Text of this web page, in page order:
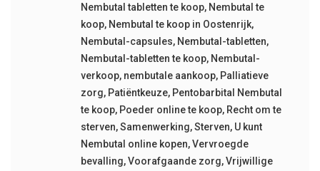
Nembutal tabletten te koop, Nembutal te
koop, Nembutal te koop in Oostenrijk,
Nembutal-capsules, Nembutal-tabletten,
Nembutal-tabletten te koop, Nembutal-
verkoop, nembutale aankoop, Palliatieve
zorg, Patiëntkeuze, Pentobarbital Nembutal
te koop, Poeder online te koop, Recht om te
sterven,Samenwerking,Sterven, U kunt
Nembutal online kopen,Vervroegde
bevalling,Voorafgaande zorg,Vrijwillige